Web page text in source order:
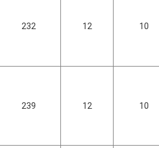
232 12 10
239 12 10